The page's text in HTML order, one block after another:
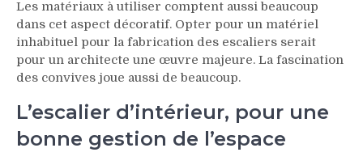
Les matériaux à utiliser comptent aussi beaucoup
dans cet aspect décoratif. Opter pour un matériel
inhabituel pour la fabrication des escaliers serait
pour un architecte une œuvre majeure. La fascination
des convives joue aussi de beaucoup.
L’escalier d’intérieur, pour une
bonne gestion de l’espace